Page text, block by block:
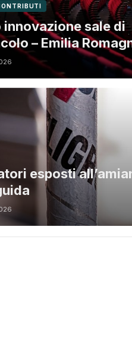
innovazione sale di
– Emilia
esposti